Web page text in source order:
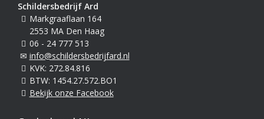
Schildersbedrijf Ard
Markgraaflaan 164
2553 MA Den Haag
06 - 24 777 513
info@schildersbedrijfard.nl
KVK: 272.84.816
BTW: 1454.27.572.BO1
Bekijk onze Facebook